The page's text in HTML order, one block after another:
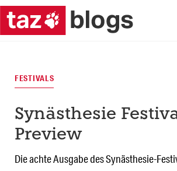
FESTIVALS
Synästhesie
Preview
Die achte Ausgabe des Synästhesie-